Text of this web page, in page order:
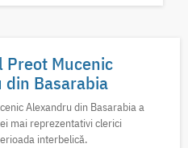
Mucenic
Basarabia
Alexandru din Basarabia a
mai reprezentativi clerici
interbelică.